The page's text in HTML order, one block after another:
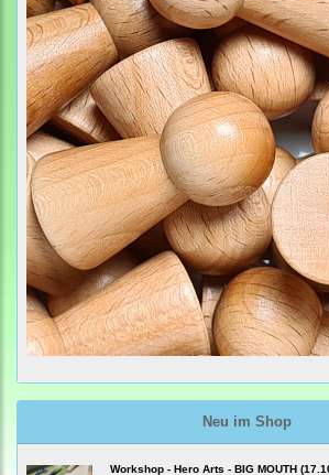
Neu im Shop
Workshop - Hero Arts - BIG MOUTH